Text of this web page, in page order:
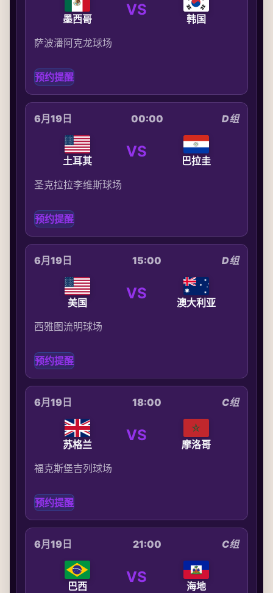
墨西哥
VS
韩国
萨波潘阿克龙球场
预约提醒
6月19日 00:00 D组
土耳其
VS
巴拉圭
圣克拉拉李维斯球场
预约提醒
6月19日 15:00 D组
美国
VS
澳大利亚
西雅图流明球场
预约提醒
6月19日 18:00 C组
苏格兰
VS
摩洛哥
福克斯堡吉列球场
预约提醒
6月19日 21:00 C组
巴西
VS
海地